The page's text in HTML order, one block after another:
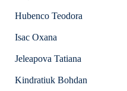
Hubenco Teodora
Isac Oxana
Jeleapova Tatiana
Kindratiuk Bohdan